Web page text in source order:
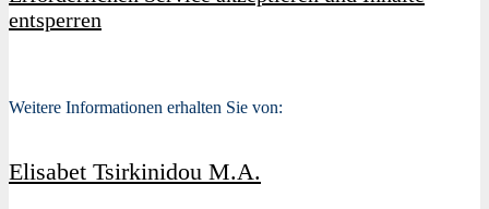
entsperren
Weitere Informationen erhalten Sie von:
Elisabet Tsirkinidou M.A.